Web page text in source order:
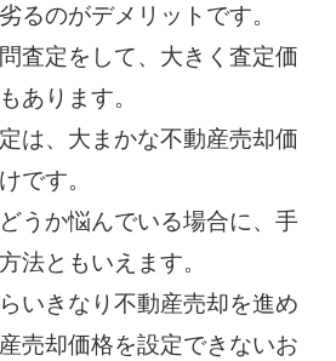
るのがデメリットです。
査定をして、大きく査定価
あります。
は、大まかな不動産売却価
です。
うか悩んでいる場合に、手
法ともいえます。
いきなり不動産売却を進め
売却価格を設定できないお